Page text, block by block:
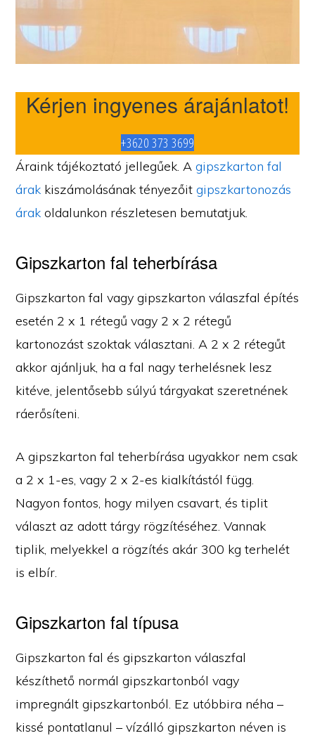
Kérjen ingyenes árajánlatot!
+3620 373 3699
Áraink tájékoztató jellegűek. Agipszkarton fal
árak kiszámolásának tényezőitgipszkartonozás
árak oldalunkon részletesen bemutatjuk.
Gipszkarton fal teherbírása
Gipszkarton fal vagy gipszkarton válaszfal építés
esetén 2 x 1 rétegű vagy 2 x 2 rétegű
kartonozást szoktak választani. A 2 x 2 rétegűt
akkor ajánljuk, ha a fal nagy terhelésnek lesz
kitéve, jelentősebb súlyú tárgyakat szeretnének
ráerősíteni.
A gipszkarton fal teherbírása ugyakkor nem csak
a 2 x 1-es, vagy 2 x 2-es kialkítástól függ.
Nagyon fontos, hogy milyen csavart, és tiplit
választ az adott tárgy rögzítéséhez. Vannak
tiplik, melyekkel a rögzítés akár 300 kg terhelét
is elbír.
Gipszkarton fal típusa
Gipszkarton fal és gipszkarton válaszfal
készíthető normál gipszkartonból vagy
impregnált gipszkartonból. Ez utóbbira néha –
kissé pontatlanul – vízálló gipszkarton néven is